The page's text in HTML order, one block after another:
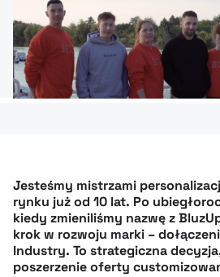
Jesteśmy mistrzami
rynku już od 10 lat. Po
kiedy zmieniliśmy nazwę z
krok w rozwoju marki –
Industry. To strategiczna
poszerzenie oferty